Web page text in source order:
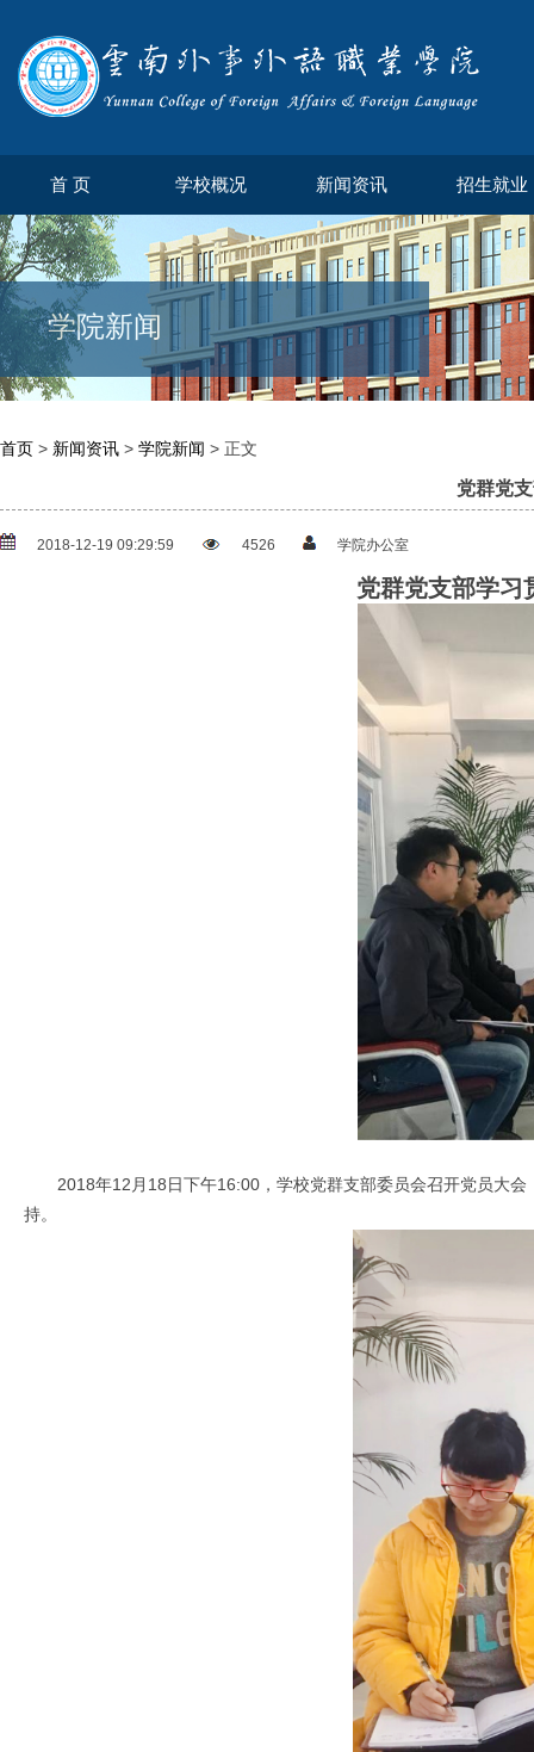
首 页 学校概况 新闻资讯 招生就业
学院新闻
首页 > 新闻资讯 > 学院新闻 > 正文
党群党
2018-12-19 09:29:59 4526 学院办公室
党群党支部学习
2018年12月18日下午16:00，学校党群支部委员会召开党员大
持。